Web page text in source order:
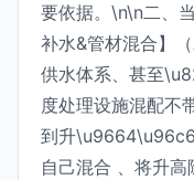
要依据。\n\n二、
补水&管材混合】
供水体系、甚至
度处理设施混配不
到升
自己混合 、将升高